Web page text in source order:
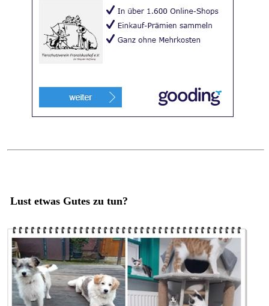
Lust etwas Gutes zu tun?